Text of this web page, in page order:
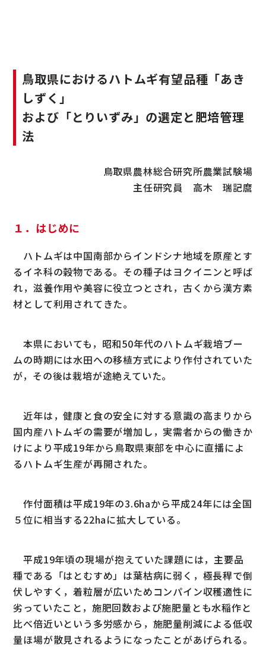
鳥取県におけるハトムギ有望品種「あき
しずく」
および「とりいずみ」の選定と肥培管理
法
鳥取県農林総合研究所農業試験場
主任研究員 高木 瑞記麿
１．はじめに
ハトムギは中国南部からインドシナ地域を原産とす
るイネ科の穀物である。その種子はヨクイニンと呼ば
れ，滋養作用や美容に役立つとされ，古くから漢方素
材として利用されてきた。
本県においても，昭和50年代のハトムギ栽培ブー
ムの時期には水田への移植方式により作付されていた
が，その後は栽培が途絶えていた。
近年は，健康と食の安全に対する意識の高まりから
国内産ハトムギの需要が増加し，実需者からの働きか
けにより平成19年から鳥取県東部を中心に直播によ
るハトムギ生産が再開された。
作付面積は平成19年の3.6haから平成24年には全国
５位に相当する22haに拡大している。
平成19年頃の現場が抱えていた課題には，主要品
種である「はとむすめ」は葉枯病に弱く，極長稈で倒
伏しやすく，着粒層が広いためコンパイン収穫適性に
劣っていたこと，施肥回数および施肥量とも水稲作と
比べ倍近いという多労感から，施肥量削減による低収
量ほ場が散見されるようになったことがあげられる。